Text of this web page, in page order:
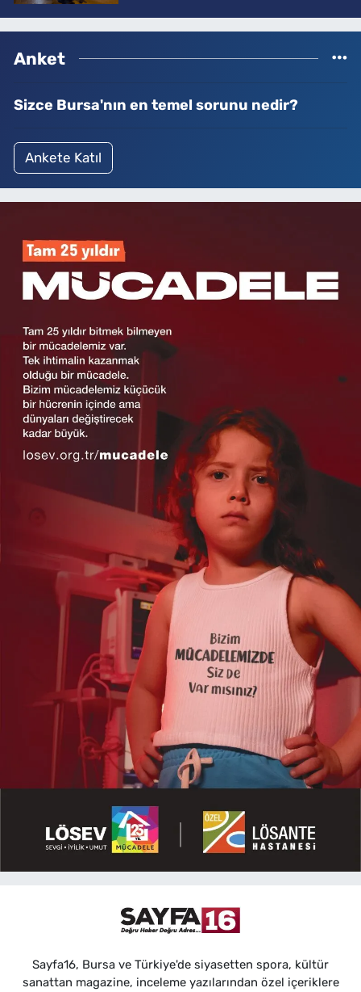
Anket
Sizce Bursa'nın en temel sorunu nedir?
Ankete Katıl
Sayfa16, Bursa ve Türkiye'de siyasetten spora, kültür
sanattan magazine, inceleme yazılarından özel içeriklere